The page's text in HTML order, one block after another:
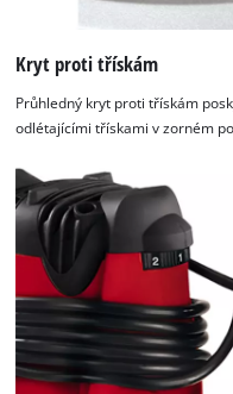
Kryt proti třískám
Průhledný kryt proti třískám
odlétajícími třískami v zorném